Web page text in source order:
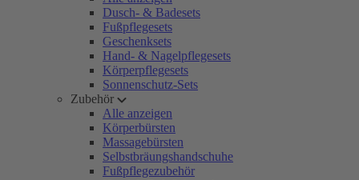
Dusch- & Badesets
Fußpflegesets
Geschenksets
Hand- & Nagelpflegesets
Körperpflegesets
Sonnenschutz-Sets
Zubehör
Alle anzeigen
Körperbürsten
Massagebürsten
Selbstbräungshandschuhe
Fußpflegezubehör